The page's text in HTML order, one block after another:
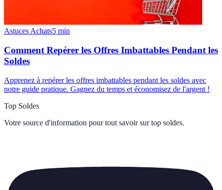
Astuces Achats5 min
Comment Repérer les Offres Imbattables Pendant les
Soldes
Apprenez à repérer les offres imbattables pendant les soldes avec
notre guide pratique. Gagnez du temps et économisez de l'argent !
Top Soldes
Votre source d'information pour tout savoir sur top soldes.